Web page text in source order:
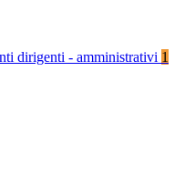
dirigenti - amministrativi 1